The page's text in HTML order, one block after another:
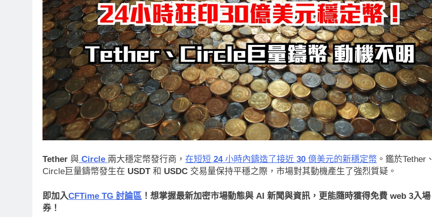
Tether 與 Circle 兩大穩定幣發行商， 在短短 24小時內鑄造了接近 30 億美元的新穩定幣 。鑑於Tether、
Circle巨量鑄幣發生在 USDT和 USDC 交易量保持平穩之際，市場對其動機產生了強烈質疑。
即加入CFTime TG 討論區 ！想掌握最新加密市場動態與 AI 新聞與資訊，更能隨時獲得免費 web 3入場
券！